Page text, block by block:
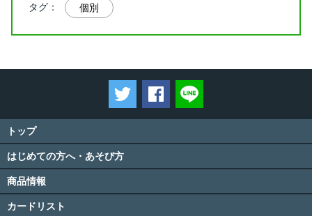
タグ： 個別
ツイートするFacebookでシェアする
トップ
はじめての方へ・あそび方
商品情報
カードリスト